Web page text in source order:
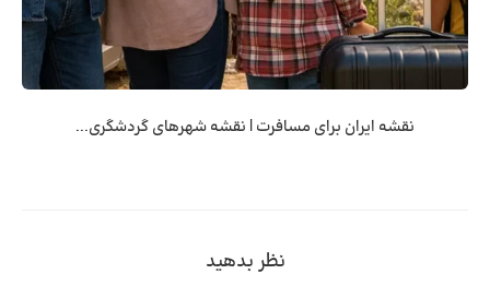
نقشه ایران برای مسافرت | نقشه شهرهای گردشگری...
نظر بدهید